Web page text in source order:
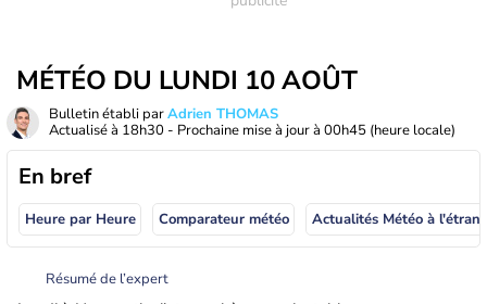
MÉTÉO DU LUNDI 10 AOÛT
Bulletin établi parAdrien THOMAS
Actualisé à 18h30 - Prochaine mise à jour à 00h45 (heure locale)
En bref
Heure par Heure Comparateur météo
Résumé de l’expert